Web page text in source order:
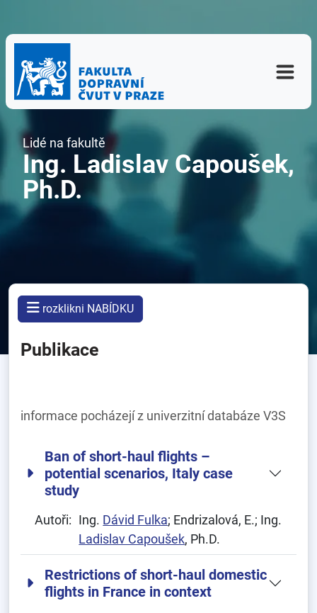
Lidé na fakultě
Ing. Ladislav Capoušek,
Ph.D.
rozklikni NABÍDKU
Publikace
informace pocházejí z univerzitní databáze V3S
Ban of short-haul flights –
potential scenarios, Italy case
study
Autoři: Ing. Dávid Fulka; Endrizalová, E.; Ing.
Ladislav Capoušek, Ph.D.
Restrictions of short-haul domestic
flights in France in context